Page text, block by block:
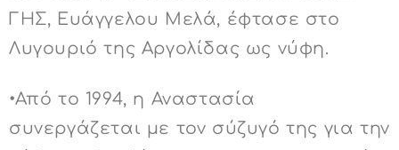
ΓΗΣ, Ευάγγελου Μελά, έφτασε στο
Λυγουριό της Αργολίδας ως νύφη.
•Από το 1994, η Αναστασία
συνεργάζεται με τον σύζυγό της για την